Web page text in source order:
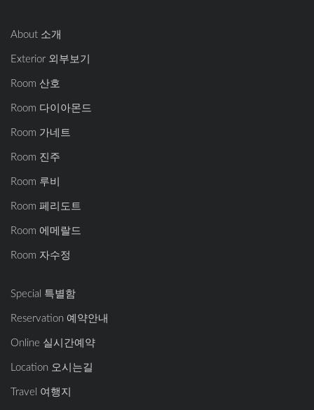
About 소개
Exterior 외부보기
Room 산호
Room 다이아몬드
Room 가네트
Room 진주
Room 루비
Room 페리도트
Room 에메랄드
Room 자수정
Special 특별함
Reservation 예약안내
Online 실시간예약
Location 오시는길
Travel 여행지